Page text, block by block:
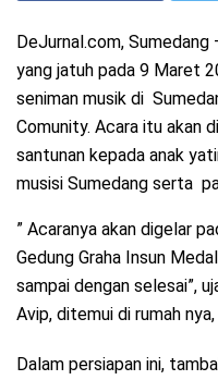
DeJurnal.com,
yang jatuh pada 9 Maret
seniman musik di
Comunity. Acara itu akan
santunan kepada anak
musisi Sumedang serta
” Acaranya akan digelar
Gedung Graha Insun
sampai dengan selesai”,
Avip, ditemui di rumah
Dalam persiapan ini,